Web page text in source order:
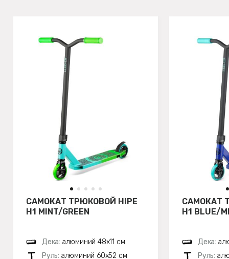
САМОКАТ ТРЮКОВОЙ HIPE
H1 MINT/GREEN
Дека: алюминий 48х11 см
Руль: алюминий 60х52 см
САМОКАТ
H1 BLUE/
Дека:
Руль: